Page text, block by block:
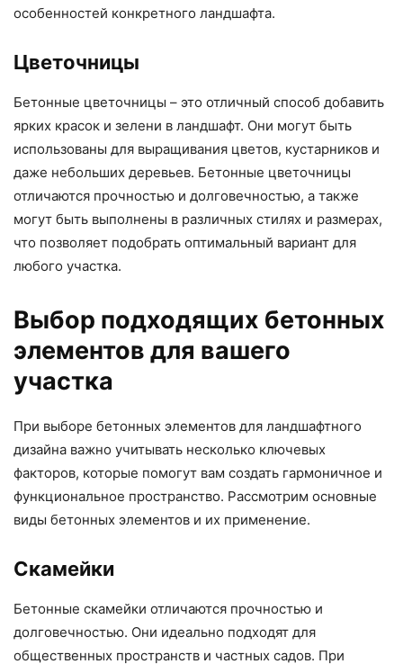
особенностей конкретного ландшафта.
Цветочницы
Бетонные цветочницы – это отличный способ добавить
ярких красок и зелени в ландшафт. Они могут быть
использованы для выращивания цветов, кустарников и
даже небольших деревьев. Бетонные цветочницы
отличаются прочностью и долговечностью, а также
могут быть выполнены в различных стилях и размерах,
что позволяет подобрать оптимальный вариант для
любого участка.
Выбор подходящих бетонных
элементов для вашего
участка
При выборе бетонных элементов для ландшафтного
дизайна важно учитывать несколько ключевых
факторов, которые помогут вам создать гармоничное и
функциональное пространство. Рассмотрим основные
виды бетонных элементов и их применение.
Скамейки
Бетонные скамейки отличаются прочностью и
долговечностью. Они идеально подходят для
общественных пространств и частных садов. При